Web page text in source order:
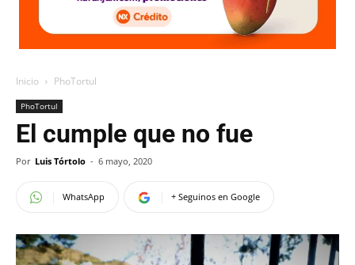
Inicio PhoTortul
PhoTortul
El cumple que no fue
Por Luis Tórtolo - 6 mayo, 2020
WhatsApp + Seguinos en Google